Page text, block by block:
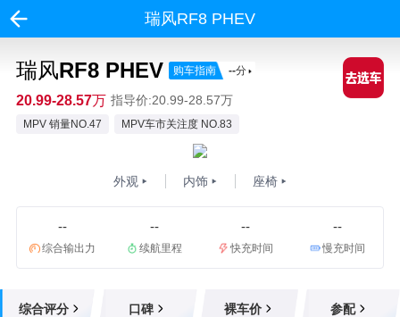
瑞风RF8 PHEV
瑞风RF8 PHEV 购车指南 --分
20.99-28.57万 指导价:20.99-28.57万
MPV 销量NO.47 MPV车市关注度 NO.83
外观 内饰 座椅
--
综合输出力
--
续航里程
--
快充时间
--
慢充时间
综合评分 口碑 裸车价 参配